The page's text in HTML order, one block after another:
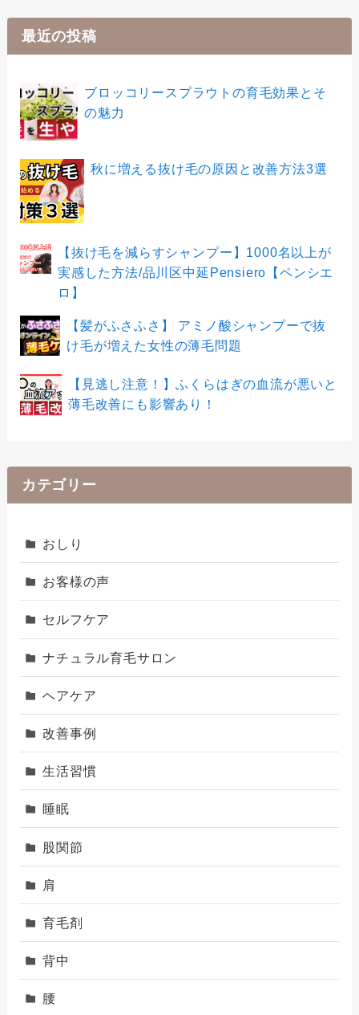
最近の投稿
ブロッコリースプラウトの育毛効果とそ
の魅力
秋に増える抜け毛の原因と改善方法3選
【抜け毛を減らすシャンプー】1000名以上が
実感した方法/品川区中延Pensiero【ペンシエ
ロ】
【髪がふさふさ】 アミノ酸シャンプーで抜
け毛が増えた女性の薄毛問題
【見逃し注意！】ふくらはぎの血流が悪いと
薄毛改善にも影響あり！
カテゴリー
おしり
お客様の声
セルフケア
ナチュラル育毛サロン
ヘアケア
改善事例
生活習慣
睡眠
股関節
肩
育毛剤
背中
腰